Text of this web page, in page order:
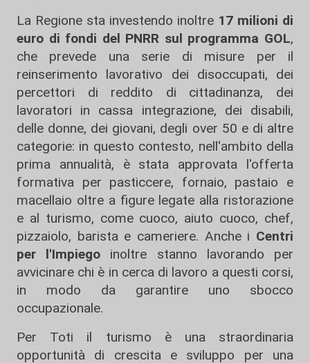
La Regione sta investendo inoltre 17 milioni di
euro di fondi del PNRR sul programma GOL,
che prevede una serie di misure per il
reinserimento lavorativo dei disoccupati, dei
percettori di reddito di cittadinanza, dei
lavoratori in cassa integrazione, dei disabili,
delle donne, dei giovani, degli over 50 e di altre
categorie: in questo contesto, nell'ambito della
prima annualità, è stata approvata l'offerta
formativa per pasticcere, fornaio, pastaio e
macellaio oltre a figure legate alla ristorazione
e al turismo, come cuoco, aiuto cuoco, chef,
pizzaiolo, barista e cameriere. Anche i Centri
per l'Impiego inoltre stanno lavorando per
avvicinare chi è in cerca di lavoro a questi corsi,
in modo da garantire uno sbocco
occupazionale.
Per Toti il turismo è una straordinaria
opportunità di crescita e sviluppo per una